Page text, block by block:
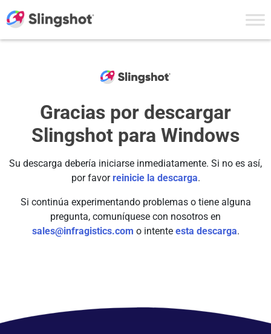
Gracias por descargar
Slingshot para Windows
Su descarga debería iniciarse inmediatamente. Si no es así,
por favorreinicie la descarga.
Si continúa experimentando problemas o tiene alguna
pregunta, comuníquese con nosotros en
sales@infragistics.com o intente esta descarga.